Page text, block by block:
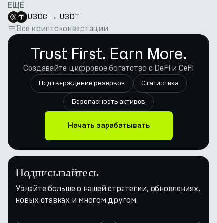
ЕЩЕ
USDC → USDT
Все криптоконвертации
Trust First. Earn More.
Создавайте цифровое богатство с DeFi и CeFi
Подтверждение резервов Статистика
Безопасность активов
Начать зарабатывать
Подписывайтесь
Узнайте больше о нашей стратегии, обновлениях,
новых ставках и многом другом.